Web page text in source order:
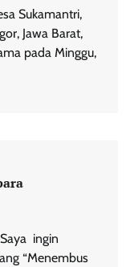
Sukamantri,
Jawa Barat,
pada Minggu,
ingin
“Menembus